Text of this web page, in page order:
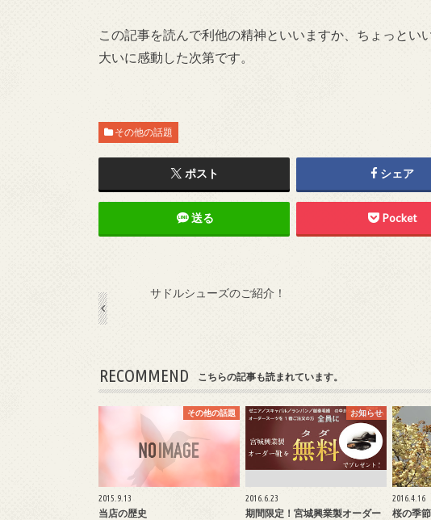
この記事を読んで利他の精神といいますか、ちょっとい
大いに感動した次第です。
その他の話題
ポスト シェア
送る Pocket
サドルシューズのご紹介！
RECOMMEND こちらの記事も読まれています。
その他の話題
2015.9.13
当店の歴史
お知らせ
2016.6.23
期間限定！宮城興業製オーダー
2016.4.16
桜の季